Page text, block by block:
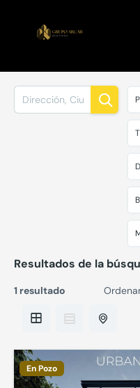
Resultados de la
1 resultado
En Pozo